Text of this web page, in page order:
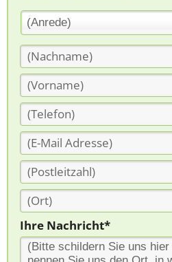
(Anrede)
Ihre Nachricht*